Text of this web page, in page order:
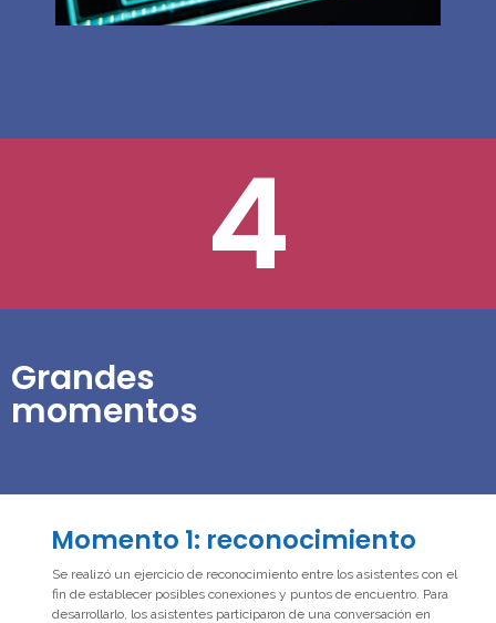
4
Grandes
momentos
Momento 1: reconocimiento
Se realizó un ejercicio de reconocimiento entre los asistentes con el
fin de establecer posibles conexiones y puntos de encuentro. Para
desarrollarlo, los asistentes participaron de una conversación en